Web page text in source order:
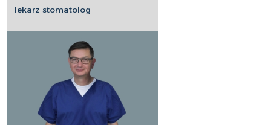
lekarz stomatolog